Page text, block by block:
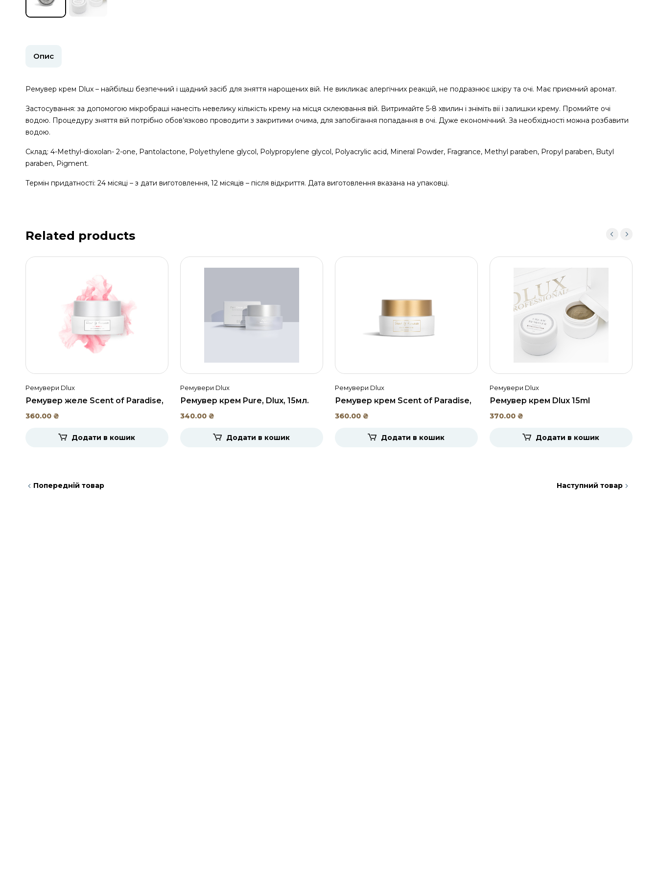
Опис
Ремувер крем Dlux – найбільш безпечний і щадний засіб для зняття нарощених вій. Не викликає алергічних реакцій, не подразнює шкіру та очі. Має приємний аромат.
Застосування: за допомогою мікробраші нанесіть невелику кількість крему на місця склеювання вій. Витримайте 5-8 хвилин і зніміть вії і залишки крему. Промийте очі
водою. Процедуру зняття вій потрібно обов’язково проводити з закритими очима, для запобігання попадання в очі. Дуже економічний. За необхідності можна розбавити
водою.
Склад: 4-Methyl-dioxolan- 2-one, Pantolactone, Polyethylene glycol, Polypropylene glycol, Polyacrylic acid, Mineral Powder, Fragrance, Methyl paraben, Propyl paraben, Butyl
paraben, Pigment.
Термін придатності: 24 місяці – з дати виготовлення, 12 місяців – після відкриття. Дата виготовлення вказана на упаковці.
Related products
Ремувери Dlux
Ремувер желе Scent of Paradise,
Dlux, 15мл.
360.00 ₴
Додати в кошик
Ремувери Dlux
Ремувер крем Pure, Dlux, 15мл.
340.00 ₴
Додати в кошик
Ремувери Dlux
Ремувер крем Scent of Paradise,
Dlux, 15мл.
360.00 ₴
Додати в кошик
Ремувери Dlux
Ремувер крем Dlux 15ml
370.00 ₴
Додати в кошик
Попередній товар Наступний товар